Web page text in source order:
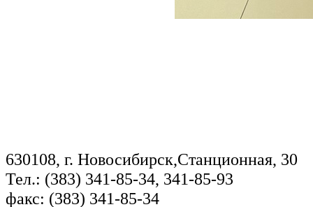
630108, г. Новосибирск,Станционная, 30
Тел.: (383) 341-85-34, 341-85-93
факс: (383) 341-85-34